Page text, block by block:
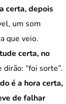
certa, depois
um som
que veio.
certa, no
“foi sorte”.
é a hora certa,
de falhar